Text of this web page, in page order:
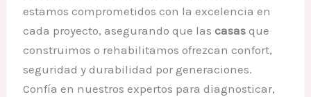
estamos comprometidos con la excelencia en
cada proyecto, asegurando que lascasas que
construimos o rehabilitamos ofrezcan confort,
seguridad y durabilidad por generaciones.
Confía en nuestros expertos para diagnosticar,